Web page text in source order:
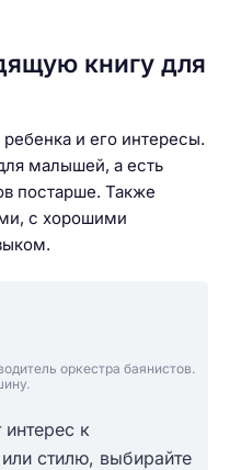
книгу для
и его интересы.
малышей, а есть
постарше. Также
с хорошими
оркестра баянистов.
к
стилю, выбирайте